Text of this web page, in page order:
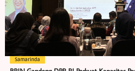
Samarinda